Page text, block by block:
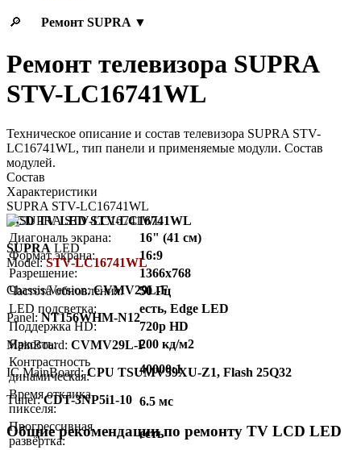
🔎 Ремонт SUPRA ▼
Ремонт телевизора SUPRA
STV-LC16741WL
Техническое описание и состав телевизора SUPRA STV-
LC16741WL, тип панели и применяемые модули. Состав
модулей.
Состав
Характеристики
SUPRA STV-LC16741WL
LCD TV LED STV-LC16741WL
Диагональ экрана:
16" (41 см)
Формат экрана:
16:9
Разрешение:
1366x768
Частота обновления:
50 Гц
LED подсветка:
есть, Edge LED
Поддержка HD:
720p HD
Яркость:
200 кд/м2
Контрастность
динамическая:
40000:1
Время отклика
пикселя:
6.5 мс
Прогрессивная
развёртка:
есть
SUPRA LED
Model:STV-LC16741WL
Chassis/Version:CVMV29L-F
Panel:NT156WHM-N12
MainBoard: CVMV29L-F
IC MainBoard:CPU TSUMV59XU-Z1, Flash 25Q32
Тuner:CDT-3NP5i1-10
Общие рекомендации по ремонту TV LCD LED